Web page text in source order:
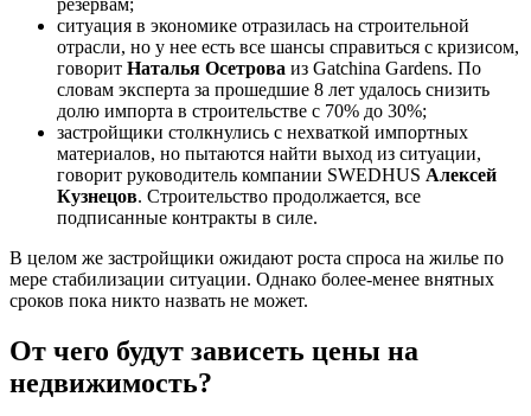
резервам;
ситуация в экономике отразилась на строительной
отрасли, но у нее есть все шансы справиться с кризисом,
говорит Наталья Осетрова из Gatchina Gardens. По
словам эксперта за прошедшие 8 лет удалось снизить
долю импорта в строительстве с 70% до 30%;
застройщики столкнулись с нехваткой импортных
материалов, но пытаются найти выход из ситуации,
говорит руководитель компании SWEDHUS Алексей
Кузнецов. Строительство продолжается, все
подписанные контракты в силе.
В целом же застройщики ожидают роста спроса на жилье по
мере стабилизации ситуации. Однако более-менее внятных
сроков пока никто назвать не может.
От чего будут зависеть цены на
недвижимость?